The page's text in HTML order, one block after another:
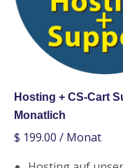
Hosting + CS-Cart
Monatlich
$ 199.00 / Monat